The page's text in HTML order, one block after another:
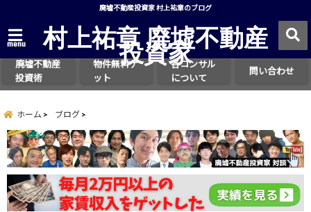
廃墟不動産投資家 村上祐章のブログ
menu 村上祐章 廃墟不動産
投資家
廃墟不動産
投資術
物件無料ゲ
ット
各コンサル
について
問い合わせ
ホーム ブログ